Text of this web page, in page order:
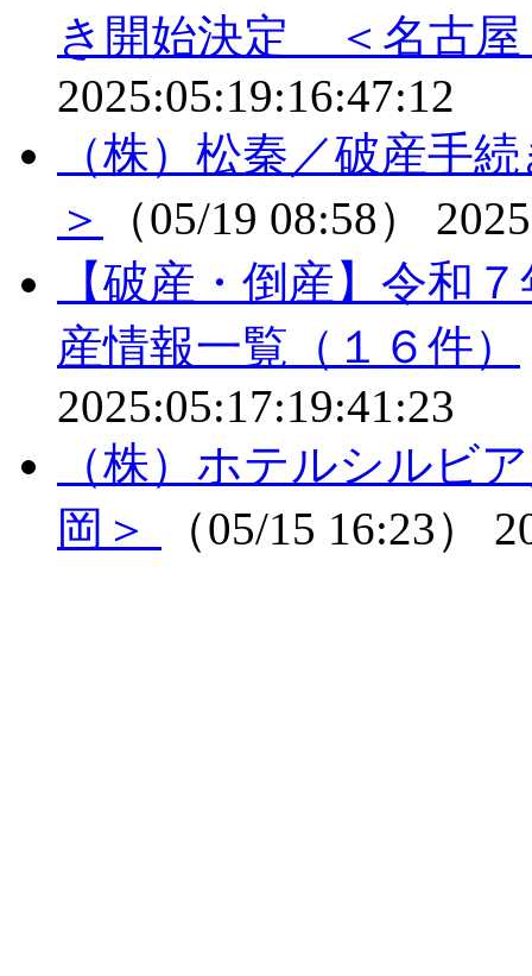
き開始決定 ＜名古屋
2025:05:19:16:47:12
（株）松秦／破産手
＞
（05/19 08:58）
【破産・倒産】令和
産情報一覧（１６件）
2025:05:17:19:41:23
（株）ホテルシルビ
岡＞
（05/15 16:23）